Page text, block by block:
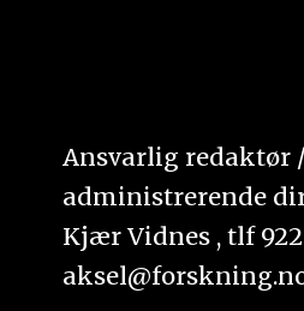
Ansvarlig redaktør /
administrerende
Kjær Vidnes , tlf 922